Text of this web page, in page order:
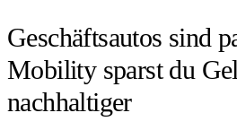
Geschäftsautos sind
Mobility sparst du
nachhaltiger